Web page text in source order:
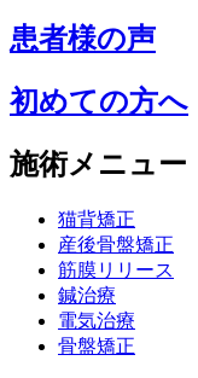
患者様の声
初めての方へ
施術メニュー
猫背矯正
産後骨盤矯正
筋膜リリース
鍼治療
電気治療
骨盤矯正